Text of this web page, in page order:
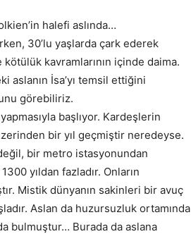
halefi aslında…
30’lu yaşlarda çark ederek
kavramlarının içinde daima.
aslanın İsa’yı temsil ettiğini
görebiliriz.
başlıyor. Kardeşlerin
bir yıl geçmiştir neredeyse.
bir metro istasyonundan
yıldan fazladır. Onların
Mistik dünyanın sakinleri bir avuç
Aslan da huzursuzluk ortamında
bulmuştur… Burada da aslana